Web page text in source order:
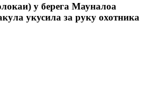
у берега Мауналоа
укусила за руку охотника